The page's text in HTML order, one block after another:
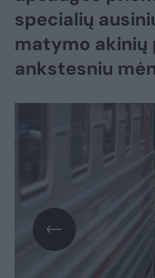
specialių
matymo akinių
ankstesniu